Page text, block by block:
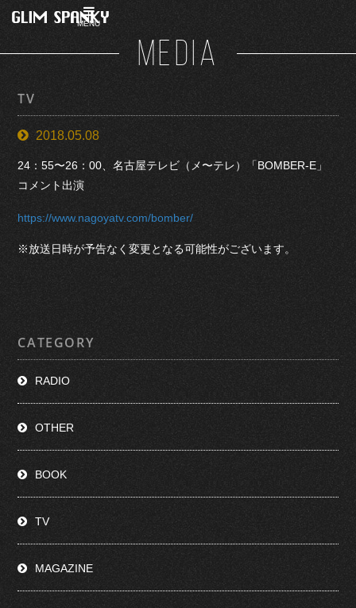
MENU
MEDIA
TV
2018.05.08
24：55〜26：00、名古屋テレビ（メ〜テレ）「BOMBER-E」
コメント出演
https://www.nagoyatv.com/bomber/
※放送日時が予告なく変更となる可能性がございます。
CATEGORY
RADIO
OTHER
BOOK
TV
MAGAZINE